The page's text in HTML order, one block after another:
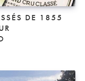
DE 1855